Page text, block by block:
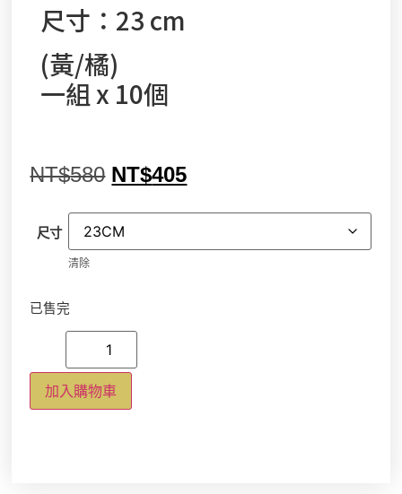
尺寸：23 cm
(黃/橘)
一組 x 10個
NT$580 NT$405
尺寸
清除
已售完
加入購物車